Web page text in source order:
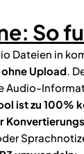
So
Dateien in
Upload.
Audio-
ist zu 100%